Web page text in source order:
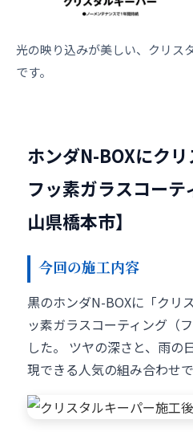
光の映り込みが美しい、クリス
です。
ホンダN-BOXにク
フッ素ガラスコー
山県橋本市】
今回の施工内容
黒のホンダN-BOXに「クリ
ッ素ガラスコーティング（
した。 ツヤの深さと、雨の
現できる人気の組み合わせで